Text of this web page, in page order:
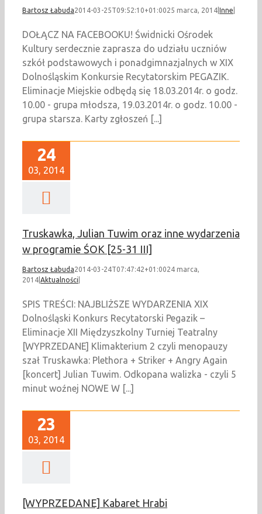
Bartosz Łabuda2014-03-25T09:52:10+01:0025 marca, 2014 Inne
DOŁĄCZ NA FACEBOOKU! Świdnicki Ośrodek
Kultury serdecznie zaprasza do udziału uczniów
szkół podstawowych i ponadgimnazjalnych w XIX
Dolnośląskim Konkursie Recytatorskim PEGAZIK.
Eliminacje Miejskie odbędą się 18.03.2014r. o godz.
10.00 - grupa młodsza, 19.03.2014r. o godz. 10.00 -
grupa starsza. Karty zgłoszeń [...]
24
03, 2014
Truskawka, Julian Tuwim oraz inne wydarzenia
w programie ŚOK [25-31 III]
Bartosz Łabuda2014-03-24T07:47:42+01:0024 marca,
2014 Aktualności
SPIS TREŚCI: NAJBLIŻSZE WYDARZENIA XIX
Dolnośląski Konkurs Recytatorski Pegazik –
Eliminacje XII Międzyszkolny Turniej Teatralny
[WYPRZEDANE] Klimakterium 2 czyli menopauzy
szał Truskawka: Plethora + Striker + Angry Again
[koncert] Julian Tuwim. Odkopana walizka - czyli 5
minut woźnej NOWE W [...]
23
03, 2014
[WYPRZEDANE] Kabaret Hrabi